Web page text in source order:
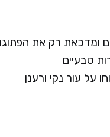
ומדכאת רק את